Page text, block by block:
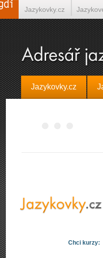
Jazykovky.cz
Chci kurzy:
Jazykovky.cz
Španělština on-line